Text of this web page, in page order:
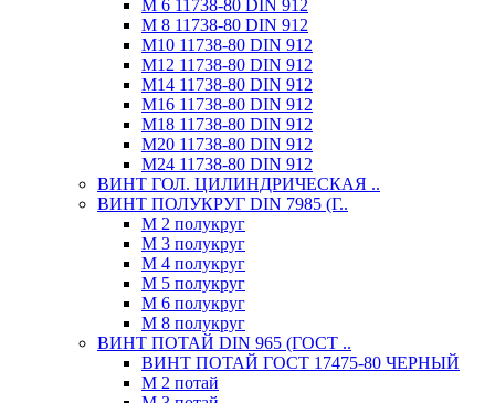
М 6 11738-80 DIN 912
М 8 11738-80 DIN 912
М10 11738-80 DIN 912
М12 11738-80 DIN 912
М14 11738-80 DIN 912
М16 11738-80 DIN 912
М18 11738-80 DIN 912
М20 11738-80 DIN 912
М24 11738-80 DIN 912
ВИНТ ГОЛ. ЦИЛИНДРИЧЕСКАЯ ..
ВИНТ ПОЛУКРУГ DIN 7985 (Г..
М 2 полукруг
М 3 полукруг
М 4 полукруг
М 5 полукруг
М 6 полукруг
М 8 полукруг
ВИНТ ПОТАЙ DIN 965 (ГОСТ ..
ВИНТ ПОТАЙ ГОСТ 17475-80 ЧЕРНЫЙ
М 2 потай